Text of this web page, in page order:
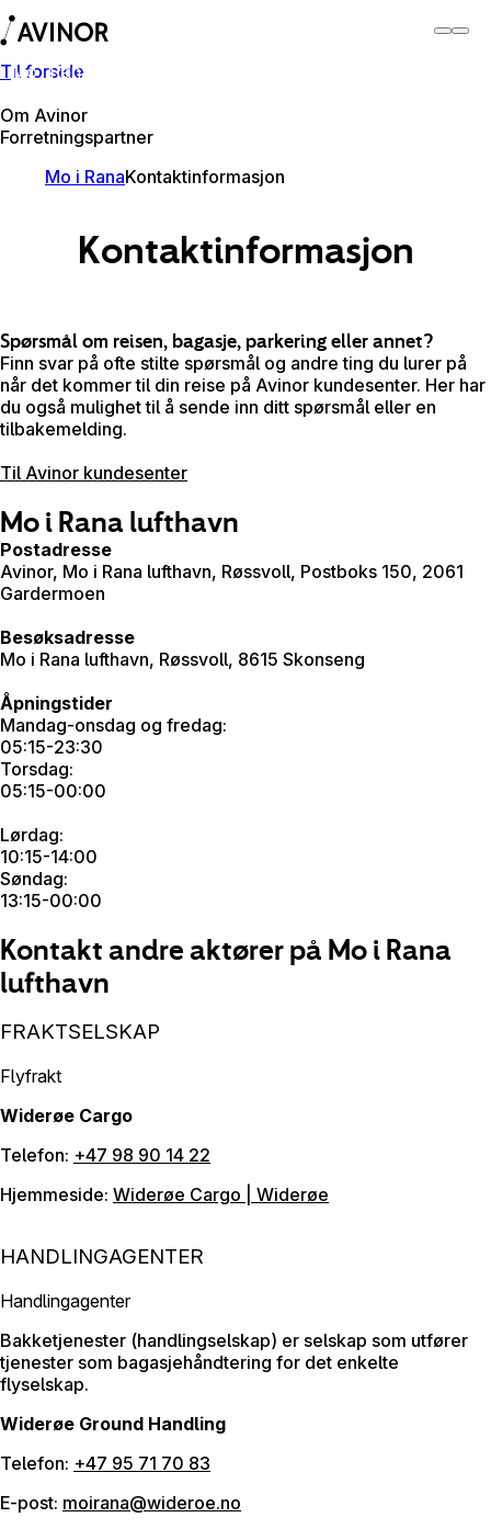
Til forside
Om Avinor
Forretningspartner
Mo i Rana lufthavn
Mo i RanaKontaktinformasjon
Kontaktinformasjon
Spørsmål om reisen, bagasje, parkering eller annet?
Finn svar på ofte stilte spørsmål og andre ting du lurer på
når det kommer til din reise på Avinor kundesenter. Her har
du også mulighet til å sende inn ditt spørsmål eller en
tilbakemelding.
Til Avinor kundesenter
Mo i Rana lufthavn
Postadresse
Avinor, Mo i Rana lufthavn, Røssvoll, Postboks 150, 2061
Gardermoen
Besøksadresse
Mo i Rana lufthavn, Røssvoll, 8615 Skonseng
Åpningstider
Mandag-onsdag og fredag:
05:15-23:30
Torsdag:
05:15-00:00
Lørdag:
10:15-14:00
Søndag:
13:15-00:00
Kontakt andre aktører på Mo i Rana
lufthavn
FRAKTSELSKAP
Flyfrakt
Widerøe Cargo
Telefon: +47 98 90 14 22
Hjemmeside: Widerøe Cargo | Widerøe
HANDLINGAGENTER
Handlingagenter
Bakketjenester (handlingselskap) er selskap som utfører
tjenester som bagasjehåndtering for det enkelte
flyselskap.
Widerøe Ground Handling
Telefon: +47 95 71 70 83
E-post: moirana@wideroe.no